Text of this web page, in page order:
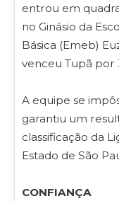
entrou em
no Ginásio da
Básica (Emeb)
venceu Tupã por
A equipe se
garantiu um
classificação da
Estado de São
CONFIANÇA